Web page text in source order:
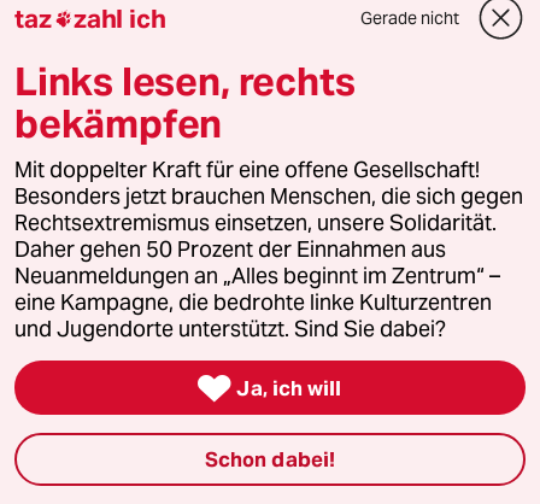
Downloads für Abonnierende
© 2026 taz Verlags und Vertriebs GmbH
Alle Rechte vorbehalten. Bei rechtlichen Fragen oder für Genehmigungen
wenden Sie sich bitte an lizenzen@taz.de
Feedback Redaktionsstatut Kommune-Richtlinien
Leitlinie Datenschutz Impressum
Seitenwende Einwilligungen widerrufen (Ads)
taz zahl ich Gerade nicht
Links lesen, rechts
bekämpfen
Mit doppelter Kraft für eine offene Gesellschaft!
Besonders jetzt brauchen Menschen, die sich gegen
Rechtsextremismus einsetzen, unsere Solidarität.
Daher gehen 50 Prozent der Einnahmen aus
Neuanmeldungen an „Alles beginnt im Zentrum“ –
eine Kampagne, die bedrohte linke Kulturzentren
und Jugendorte unterstützt. Sind Sie dabei?
 Ja, ich will
Schon dabei!